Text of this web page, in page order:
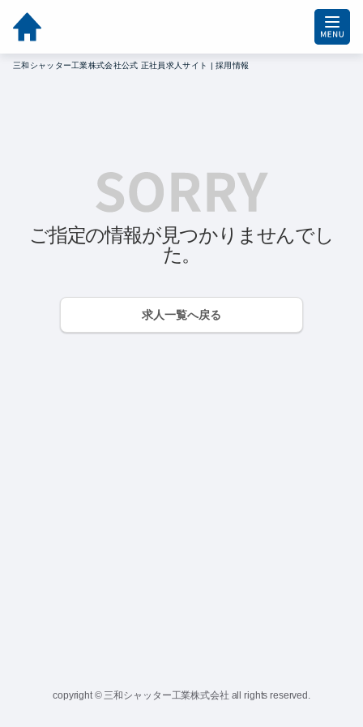
三和シャッター工業株式会社公式 正社員求人サイト | 採用情報
ご指定の情報が見つかりませんでし
た。
求人一覧へ戻る
copyright © 三和シャッター工業株式会社 all rights reserved.